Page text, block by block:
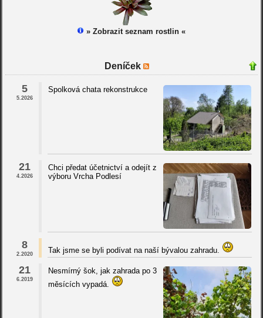
» Zobrazit seznam rostlin «
Deníček
5
5.2026
Spolková chata rekonstrukce
21
4.2026
Chci předat účetnictví a odejít z
výboru Vrcha Podlesí
8
2.2020 Tak jsme se byli podívat na naší bývalou zahradu.
21
6.2019
Nesmírný šok, jak zahrada po 3
měsících vypadá.